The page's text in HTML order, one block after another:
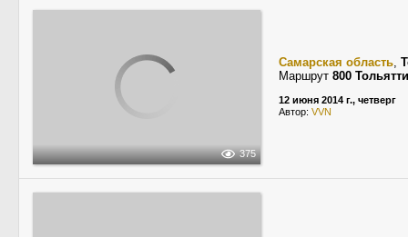
375
Самарская область,
Маршрут 800
12 июня 2014 г., четверг
Автор: VVN